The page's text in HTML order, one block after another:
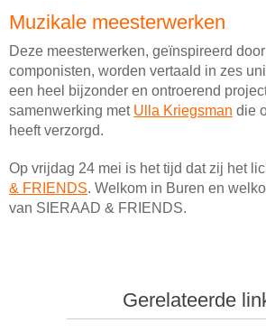
Muzikale meesterwerken
Deze meesterwerken, geïnspireerd
componisten, worden vertaald in zes
een heel bijzonder en ontroerend
samenwerking met Ulla Kriegsman die
heeft verzorgd.
Op vrijdag 24 mei is het tijd dat zij het
& FRIENDS. Welkom in Buren en
van SIERAAD & FRIENDS.
Gerelateerde